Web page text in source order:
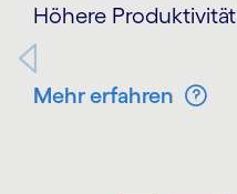
Höhere Produktivität
Mehr erfahren